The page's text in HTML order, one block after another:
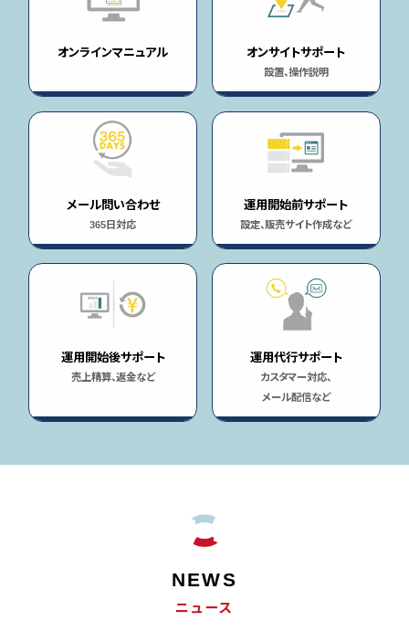
オンラインマニュアル オンサイトサポート
設置、操作説明
メール問い合わせ
365日対応
運用開始前サポート
設定、販売サイト作成など
運用開始後サポート
売上精算、返金など
運用代行サポート
カスタマー対応、
メール配信など
NEWS
ニュース